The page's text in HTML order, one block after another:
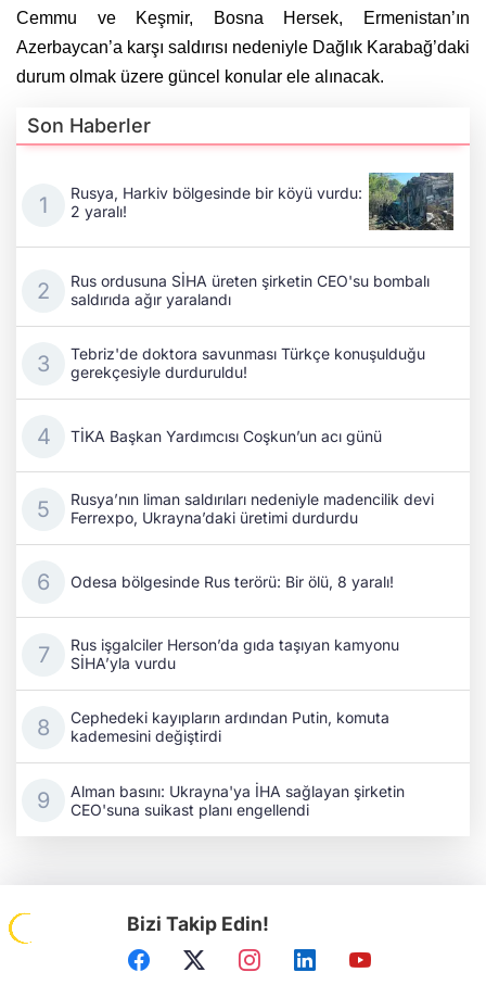
Cemmu ve Keşmir, Bosna Hersek, Ermenistan’ın
Azerbaycan’a karşı saldırısı nedeniyle Dağlık Karabağ’daki
durum olmak üzere güncel konular ele alınacak.
Son Haberler
Rusya, Harkiv bölgesinde bir köyü vurdu:
2 yaralı!
Rus ordusuna SİHA üreten şirketin CEO'su bombalı
saldırıda ağır yaralandı
Tebriz'de doktora savunması Türkçe konuşulduğu
gerekçesiyle durduruldu!
TİKA Başkan Yardımcısı Coşkun’un acı günü
Rusya’nın liman saldırıları nedeniyle madencilik devi
Ferrexpo, Ukrayna’daki üretimi durdurdu
Odesa bölgesinde Rus terörü: Bir ölü, 8 yaralı!
Rus işgalciler Herson’da gıda taşıyan kamyonu
SİHA’yla vurdu
Cephedeki kayıpların ardından Putin, komuta
kademesini değiştirdi
Alman basını: Ukrayna'ya İHA sağlayan şirketin
CEO'suna suikast planı engellendi
Bizi Takip Edin!